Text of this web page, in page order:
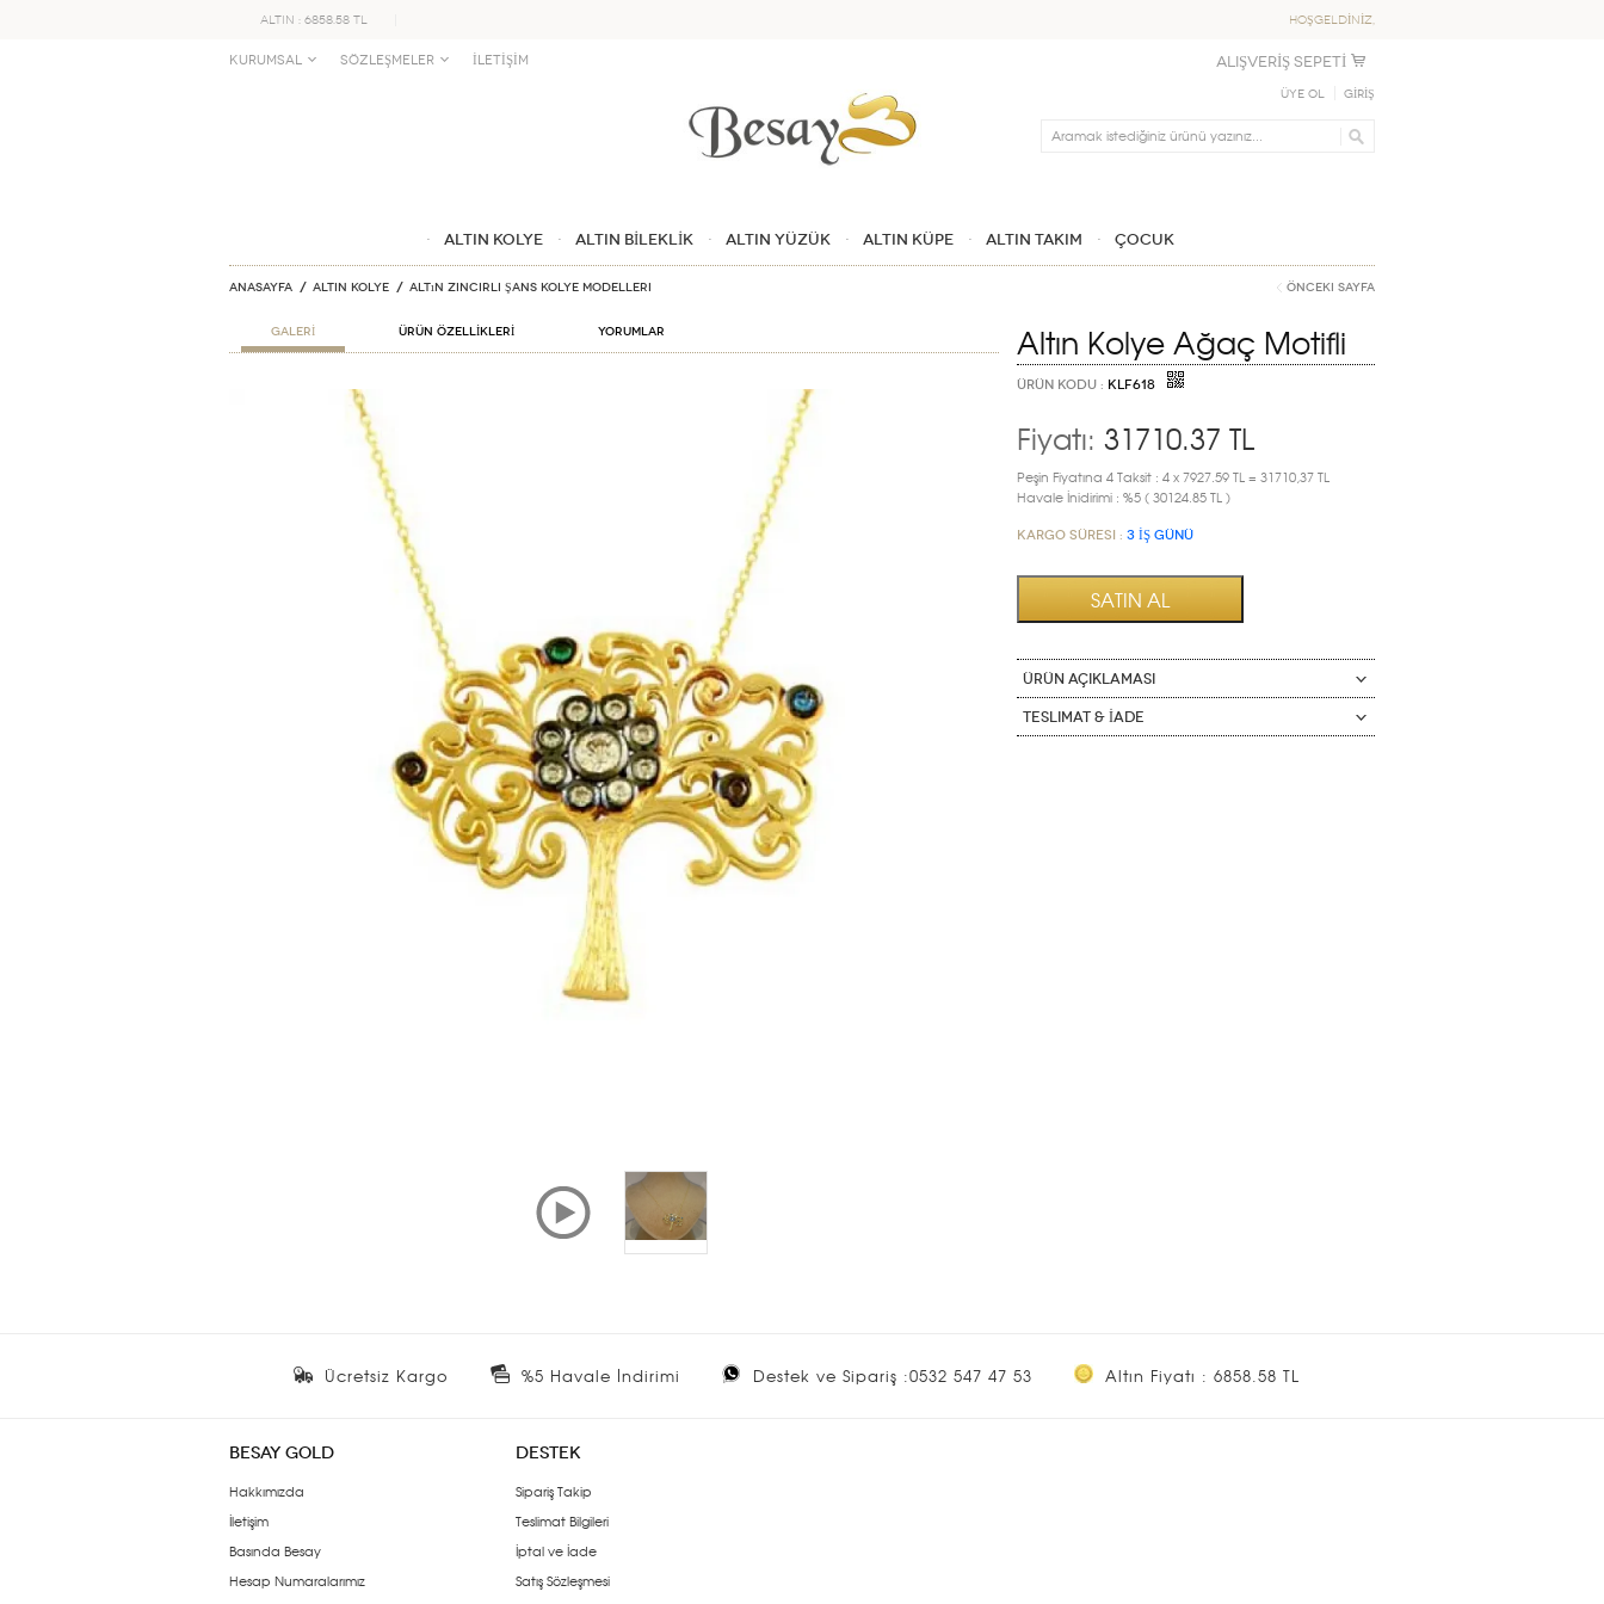
ALTIN : 6858.58 TL HOŞGELDİNİZ,
KURUMSAL SÖZLEŞMELER İLETİŞİM ALIŞVERİŞ SEPETİ
Üye Ol GİRİŞ
Ara
ALTIN KOLYE ALTIN BİLEKLİK ALTIN YÜZÜK ALTIN KÜPE ALTIN TAKIM ÇOCUK
Anasayfa ALTIN KOLYE Altın Zincirli Şans Kolye Modelleri Önceki Sayfa
GALERİ ÜRÜN ÖZELLİKLERİ Yorumlar Altın Kolye Ağaç Motifli
ÜRÜN KODU : KLF618
Fiyatı: 31710.37 TL
Peşin Fiyatına 4 Taksit : 4 x 7927.59 TL = 31710,37 TL
Havale İnidirimi : %5 ( 30124.85 TL )
Kargo Süresi : 3 İŞ GÜNÜ
ÜRÜN AÇIKLAMASI
Teslimat & İade
Ücretsiz Kargo %5 Havale İndirimi Destek ve Sipariş :0532 547 47 53 Altın Fiyatı : 6858.58 TL
BESAY GOLD
Hakkımızda
İletişim
Basında Besay
Hesap Numaralarımız
DESTEK
Sipariş Takip
Teslimat Bilgileri
İptal ve İade
Satış Sözleşmesi